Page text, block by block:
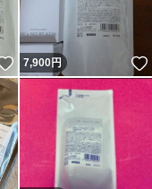
いいね！
7,900円